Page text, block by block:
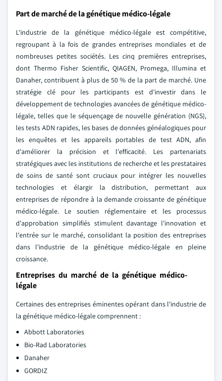
Part de marché de la génétique médico-légale
L'industrie de la génétique médico-légale est compétitive,
regroupant à la fois de grandes entreprises mondiales et de
nombreuses petites sociétés. Les cinq premières entreprises,
dont Thermo Fisher Scientific, QIAGEN, Promega, Illumina et
Danaher, contribuent à plus de 50 % de la part de marché. Une
stratégie clé pour les participants est d'investir dans le
développement de technologies avancées de génétique médico-
légale, telles que le séquençage de nouvelle génération (NGS),
les tests ADN rapides, les bases de données généalogiques pour
les enquêtes et les appareils portables de test ADN, afin
d'améliorer la précision et l'efficacité. Les partenariats
stratégiques avec les institutions de recherche et les prestataires
de soins de santé sont cruciaux pour intégrer les nouvelles
technologies et élargir la distribution, permettant aux
entreprises de répondre à la demande croissante de génétique
médico-légale. Le soutien réglementaire et les processus
d'approbation simplifiés stimulent davantage l'innovation et
l'entrée sur le marché, consolidant la position des entreprises
dans l'industrie de la génétique médico-légale en pleine
croissance.
Entreprises du marché de la génétique médico-
légale
Certaines des entreprises éminentes opérant dans l'industrie de
la génétique médico-légale comprennent :
Abbott Laboratories
Bio-Rad Laboratories
Danaher
GORDIZ